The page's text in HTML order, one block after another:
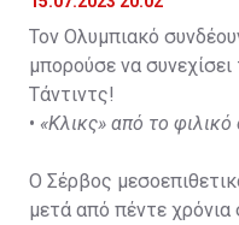
Τον Ολυμπιακό
μπορούσε να
Τάντιντς!
• «Κλικς» από το
Ο Σέρβος
μετά από πέντε χρόνια